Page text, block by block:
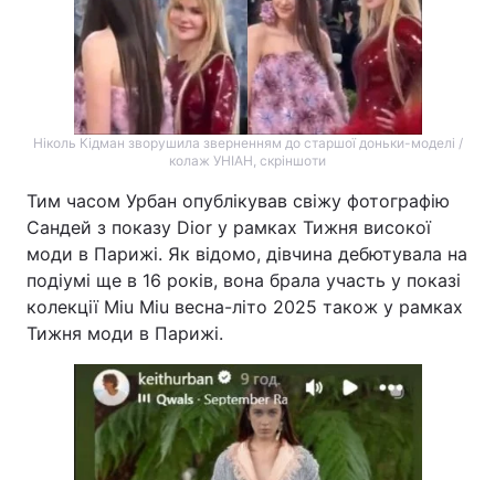
Ніколь Кідман зворушила зверненням до старшої доньки-моделі /
колаж УНІАН, скріншоти
Тим часом Урбан опублікував свіжу фотографію
Сандей з показу Dior у рамках Тижня високої
моди в Парижі. Як відомо, дівчина дебютувала на
подіумі ще в 16 років, вона брала участь у показі
колекції Miu Miu весна-літо 2025 також у рамках
Тижня моди в Парижі.